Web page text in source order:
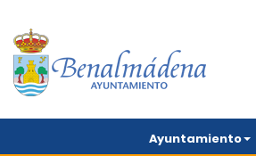
Ayuntamiento